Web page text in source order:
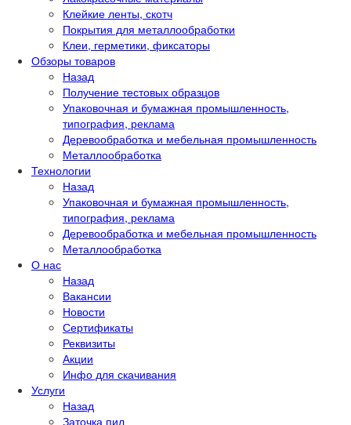
Клейкие ленты, скотч
Покрытия для металлообработки
Клеи, герметики, фиксаторы
Обзоры товаров
Назад
Получение тестовых образцов
Упаковочная и бумажная промышленность,
типография, реклама
Деревообработка и мебельная промышленность
Металлообработка
Технологии
Назад
Упаковочная и бумажная промышленность,
типография, реклама
Деревообработка и мебельная промышленность
Металлообработка
О нас
Назад
Вакансии
Новости
Сертификаты
Реквизиты
Акции
Инфо для скачивания
Услуги
Назад
Заточка пил